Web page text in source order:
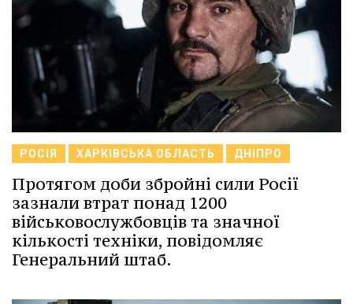
РОСІЯ ХАРКІВСЬКА ОБЛАСТЬ ДНІПРО
Протягом доби збройні сили Росії
зазнали втрат понад 1200
військовослужбовців та значної
кількості техніки, повідомляє
Генеральний штаб.